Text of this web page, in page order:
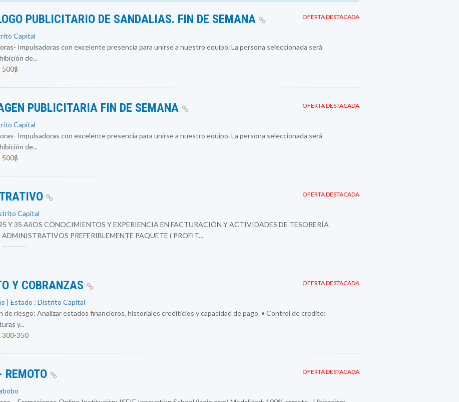
OFERTA DESTACADA
PUBLICITARIO DE SANDALIAS. FIN DE SEMANA
Capital
Impulsadoras con excelente presencia para unirse a nuestro equipo. La persona seleccionada será
de...
500$
OFERTA DESTACADA
PUBLICITARIA FIN DE SEMANA
Capital
Impulsadoras con excelente presencia para unirse a nuestro equipo. La persona seleccionada será
de...
500$
OFERTA DESTACADA
Capital
Y 35 AñOS CONOCIMIENTOS Y EXPERIENCIA EN FACTURACIÓN Y ACTIVIDADES DE TESORERÍA
PREFERIBLEMENTE PAQUETE ( PROFIT...
----------
OFERTA DESTACADA
Y COBRANZAS
| Estado : Distrito Capital
de riesgo: Analizar estados financieros, historiales crediticios y capacidad de pago. • Control de credito:
y...
300-350
OFERTA DESTACADA
REMOTO